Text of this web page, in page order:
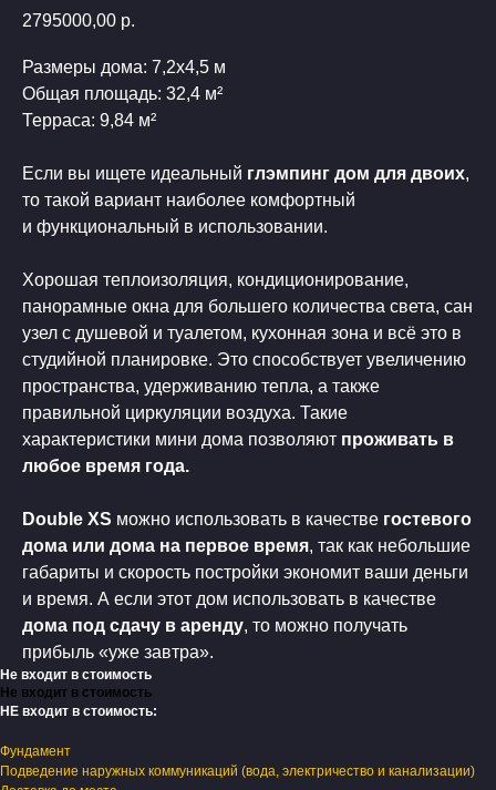
2795000,00 р.
Размеры дома: 7,2х4,5 м
Общая площадь: 32,4 м²
Терраса: 9,84 м²
Если вы ищете идеальный глэмпинг дом для двоих,
то такой вариант наиболее комфортный
и функциональный в использовании.
Хорошая теплоизоляция, кондиционирование,
панорамные окна для большего количества света, сан
узел с душевой и туалетом, кухонная зона и всё это в
студийной планировке. Это способствует увеличению
пространства, удерживанию тепла, а также
правильной циркуляции воздуха. Такие
характеристики мини дома позволяют проживать в
любое время года.
Double XS можно использовать в качестве гостевого
дома или дома на первое время, так как небольшие
габариты и скорость постройки экономит ваши деньги
и время. А если этот дом использовать в качестве
дома под сдачу в аренду, то можно получать
прибыль «уже завтра».
Не входит в стоимость
Не входит в стоимость
НЕ входит в стоимость:
Фундамент
Подведение наружных коммуникаций (вода, электричество и канализации)